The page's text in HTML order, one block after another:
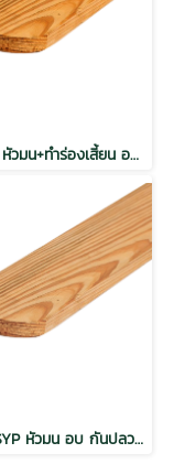
ไม้รั้ว SYP หัวมน+ทำร่องเสี้ยน อบ Thermo Teak Grade Natural
ไม้รั้ว สน SYP หัวมน อบ กันปลวก เกรดพรีเมี่ยม